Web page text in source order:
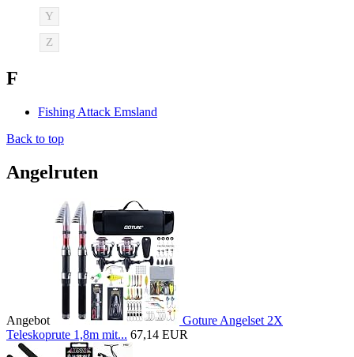
Y
Z
F
Fishing Attack Emsland
Back to top
Angelruten
Angebot
Goture Angelset 2X
Teleskoprute 1,8m mit... 67,14 EUR